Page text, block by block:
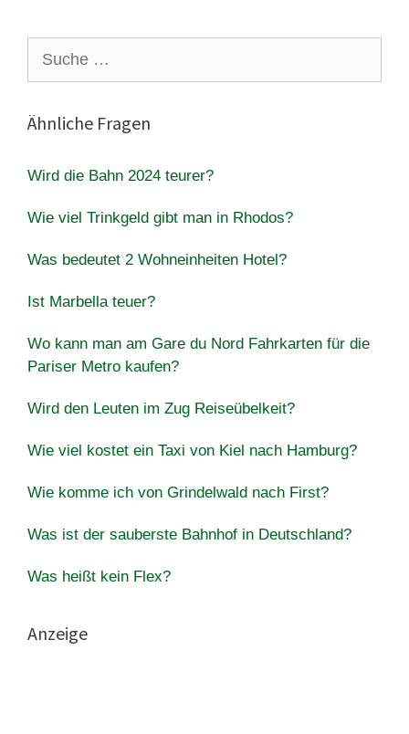
nach:
Ähnliche Fragen
Wird die Bahn 2024 teurer?
Wie viel Trinkgeld gibt man in Rhodos?
Was bedeutet 2 Wohneinheiten Hotel?
Ist Marbella teuer?
Wo kann man am Gare du Nord Fahrkarten für die
Pariser Metro kaufen?
Wird den Leuten im Zug Reiseübelkeit?
Wie viel kostet ein Taxi von Kiel nach Hamburg?
Wie komme ich von Grindelwald nach First?
Was ist der sauberste Bahnhof in Deutschland?
Was heißt kein Flex?
Anzeige